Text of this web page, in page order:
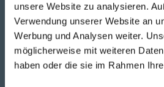
unsere Website zu analysieren.
Verwendung unserer Website an
Werbung und Analysen weiter.
möglicherweise mit weiteren
haben oder die sie im Rahmen
Service